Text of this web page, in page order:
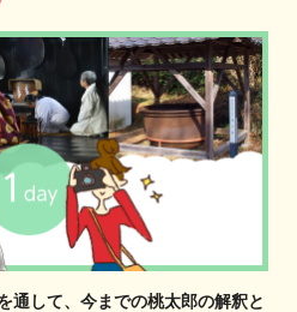
通して、今までの桃太郎の解釈と